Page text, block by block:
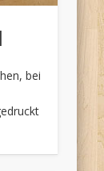
bei